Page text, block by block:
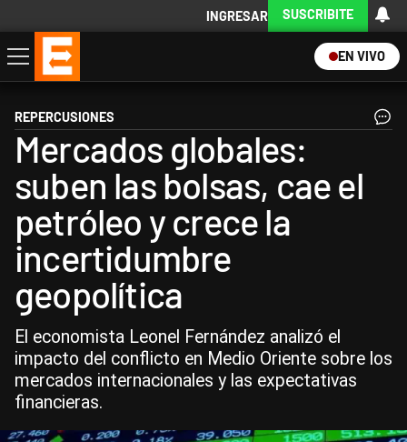
INGRESAR SUSCRIBITE
EN VIVO
Economía
Política
Internacional
Actualidad
Descargá la App
REPERCUSIONES
Mercados globales:
suben las bolsas, cae el
petróleo y crece la
incertidumbre
geopolítica
El economista Leonel Fernández analizó el
impacto del conflicto en Medio Oriente sobre los
mercados internacionales y las expectativas
financieras.